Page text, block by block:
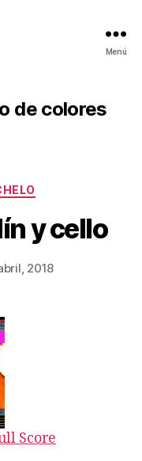
Menú
de colores
y cello
2018
Score